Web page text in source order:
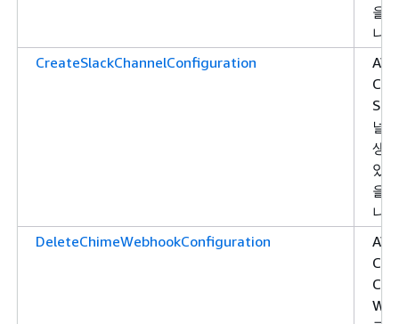
을
니
CreateSlackChannelConfiguration
널
생
있
을
니
DeleteChimeWebhookConfiguration